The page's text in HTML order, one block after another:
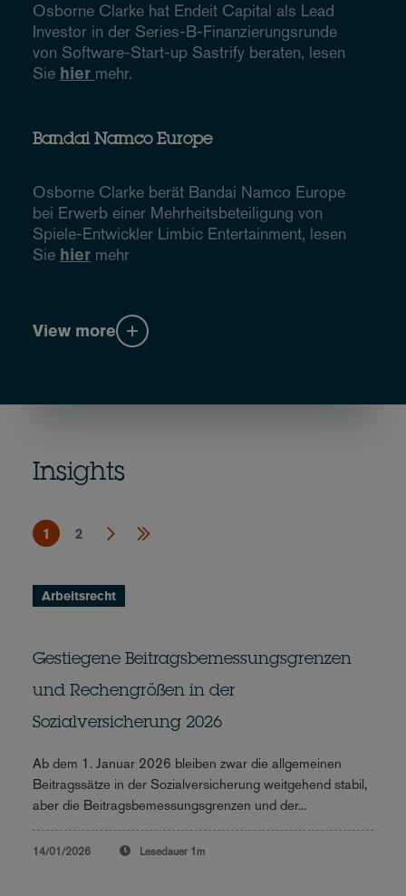
Osborne Clarke hat Endeit Capital als Lead
Investor in der Series-B-Finanzierungsrunde
von Software-Start-up Sastrify beraten, lesen
Sie hier mehr.
Bandai Namco Europe
Osborne Clarke berät Bandai Namco Europe
bei Erwerb einer Mehrheitsbeteiligung von
Spiele-Entwickler Limbic Entertainment, lesen
Sie hiermehr
View more
Insights
1 2
Arbeitsrecht
Gestiegene Beitragsbemessungsgrenzen
und Rechengrößen in der
Sozialversicherung 2026
Ab dem 1. Januar 2026 bleiben zwar die allgemeinen
Beitragssätze in der Sozialversicherung weitgehend stabil,
aber die Beitragsbemessungsgrenzen und der...
14/01/2026 Lesedauer 1m